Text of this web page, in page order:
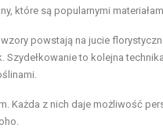
które są popularnymi
powstają na jucie
to kolejna
Każda z nich daje możliwość